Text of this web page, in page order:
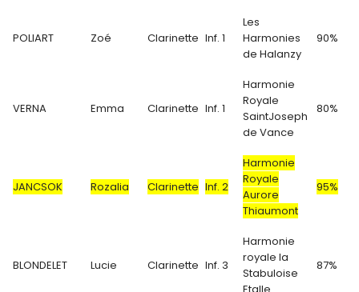
POLIART Zoé Clarinette Inf. 1
Les
Harmonies
de Halanzy
90%
VERNA Emma Clarinette Inf. 1
Harmonie
Royale
SaintJoseph
de Vance
80%
JANCSOK Rozalia Clarinette Inf. 2
Harmonie
Royale
Aurore
Thiaumont
95%
BLONDELET Lucie Clarinette Inf. 3
Harmonie
royale la
Stabuloise
Etalle
87%